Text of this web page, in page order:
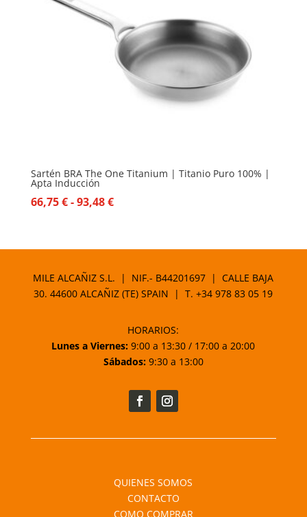
Sartén BRA The One Titanium | Titanio Puro 100% |
Apta Inducción
66,75€-93,48€Rango
66,75 €
hasta
MILE ALCAÑIZ S.L. | NIF.- B44201697 | CALLE BAJA
30. 44600 ALCAÑIZ (TE) SPAIN | T.+34 978 83 05 19
HORARIOS:
Lunes a Viernes: 9:00 a 13:30 / 17:00 a 20:00
Sábados:9:30 a 13:00
QUIENES SOMOS
CONTACTO
COMO COMPRAR